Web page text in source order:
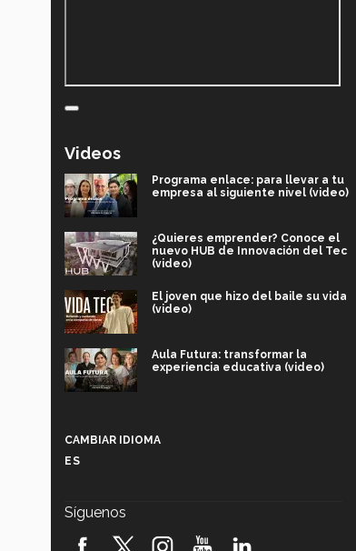
Videos
Programa enlace: para llevar a tu
empresa al siguiente nivel (video)
¿Quieres emprender? Conoce el
nuevo HUB de Innovación del Tec
(video)
El joven que hizo del baile su vida
(video)
Aula Futura: transformar la
experiencia educativa (video)
robótica FIRST 2026! (video)
CAMBIAR IDIOMA
ES
Síguenos